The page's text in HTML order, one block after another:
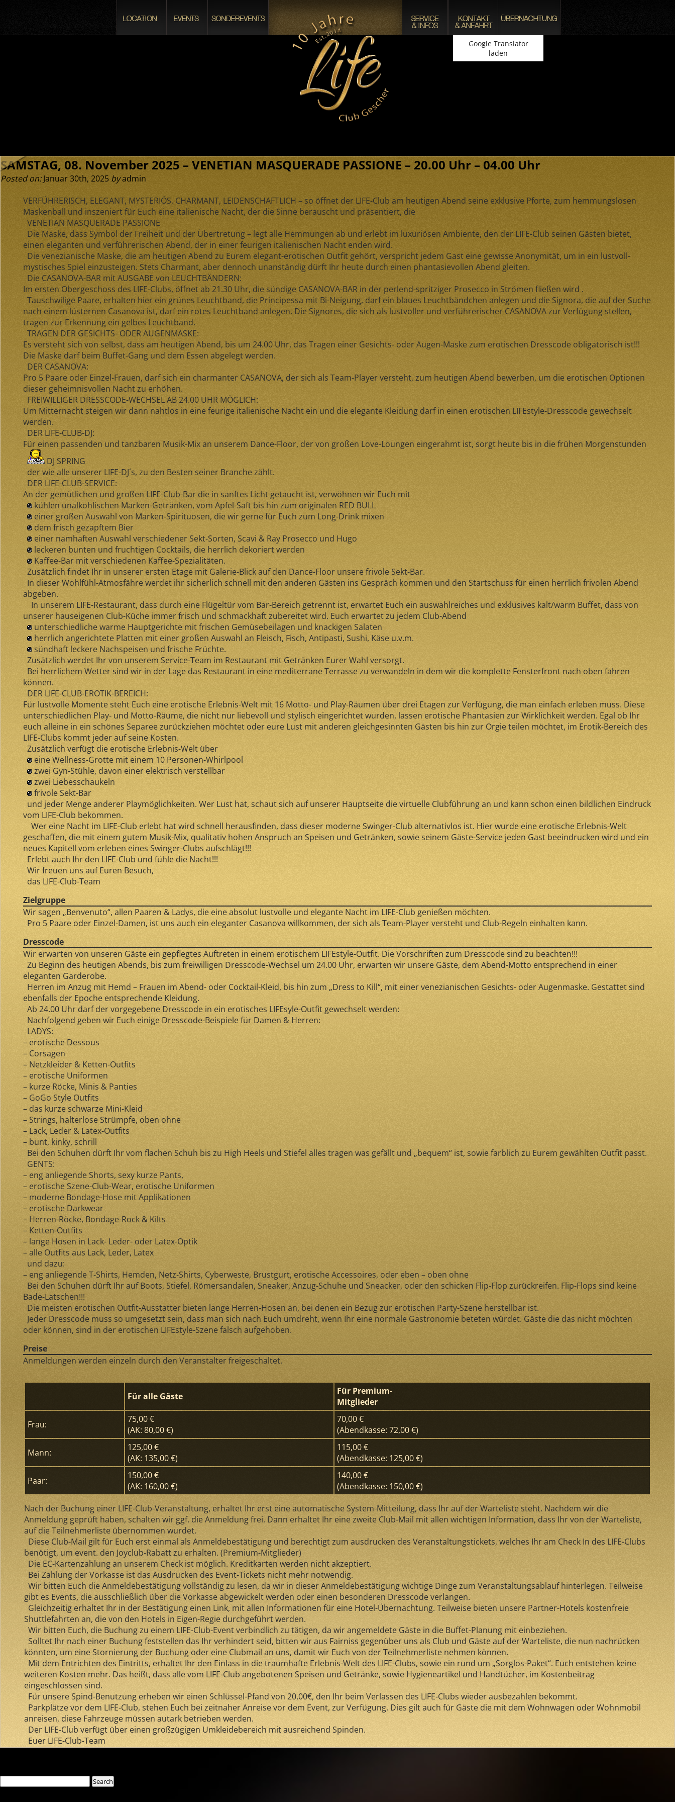
Google Translator
laden
SAMSTAG, 08. November 2025 – VENETIAN MASQUERADE PASSIONE – 20.00 Uhr – 04.00 Uhr
Posted on:Januar 30th, 2025 byadmin
VERFÜHRERISCH, ELEGANT, MYSTERIÖS, CHARMANT, LEIDENSCHAFTLICH – so öffnet der LIFE-Club am heutigen Abend seine exklusive Pforte, zum hemmungslosen
Maskenball und inszeniert für Euch eine italienische Nacht, der die Sinne berauscht und präsentiert, die
VENETIAN MASQUERADE PASSIONE
Die Maske, dass Symbol der Freiheit und der Übertretung– legt alle Hemmungen ab und erlebt im luxuriösen Ambiente, den der LIFE-Club seinen Gästen bietet,
einen eleganten und verführerischen Abend, der in einer feurigen italienischen Nacht enden wird.
Die venezianische Maske, die am heutigen Abend zu Eurem elegant-erotischen Outfit gehört, verspricht jedem Gast eine gewisse Anonymität, um in ein lustvoll-
mystisches Spiel einzusteigen. Stets Charmant, aber dennoch unanständig dürft Ihr heute durch einen phantasievollen Abend gleiten.
Die CASANOVA-BAR mit AUSGABE von LEUCHTBÄNDERN:
Im ersten Obergeschoss des LIFE-Clubs, öffnet ab 21.30 Uhr, diesündige CASANOVA-BAR in der perlend-spritziger Prosecco in Strömen fließen wird .
Tauschwilige Paare, erhalten hier ein grünes Leuchtband, die Principessa mit Bi-Neigung, darf ein blaues Leuchtbändchen anlegen und die Signora, die auf der Suche
nach einem lüsternen Casanova ist, darf ein rotes Leuchtband anlegen. Die Signores, die sich als lustvoller und verführerischer CASANOVAzur Verfügung stellen,
tragen zur Erkennung ein gelbes Leuchtband.
TRAGEN DER GESICHTS- ODER AUGENMASKE:
Es versteht sich von selbst, dass am heutigen Abend, bis um 24.00 Uhr, das Tragen einer Gesichts- oder Augen-Maske zum erotischen Dresscode obligatorisch ist!!!
Die Maske darf beim Buffet-Gang und dem Essen abgelegt werden.
DER CASANOVA:
Pro 5 Paare oder Einzel-Frauen, darf sich ein charmanter CASANOVA, der sich als Team-Player versteht, zum heutigen Abend bewerben, um die erotischen Optionen
dieser geheimnisvollen Nacht zu erhöhen.
FREIWILLIGER DRESSCODE-WECHSEL AB 24.00 UHR MÖGLICH:
Um Mitternacht steigen wir dann nahtlos in eine feurige italienische Nacht ein und die elegante Kleidung darf in einen erotischen LIFEstyle-Dresscode gewechselt
werden.
DER LIFE-CLUB-DJ:
Für einen passenden und tanzbaren Musik-Mix an unserem Dance-Floor, der von großen Love-Loungen eingerahmt ist, sorgt heute bis in die frühen Morgenstunden
DJ SPRING
der wie alle unserer LIFE-DJ´s, zu den Besten seiner Branche zählt.
DER LIFE-CLUB-SERVICE:
An der gemütlichen und großen LIFE-Club-Bar die in sanftes Licht getaucht ist, verwöhnen wir Euch mit
kühlen unalkohlischen Marken-Getränken, vom Apfel-Saft bis hin zum originalen RED BULL
einer großen Auswahl von Marken-Spirituosen, die wir gerne für Euch zum Long-Drink mixen
dem frisch gezapftem Bier
einer namhaften Auswahl verschiedener Sekt-Sorten, Scavi & Ray Prosecco und Hugo
leckeren bunten und fruchtigen Cocktails, die herrlich dekoriert werden
Kaffee-Bar mit verschiedenen Kaffee-Spezialitäten.
Zusätzlich findet Ihr in unserer ersten Etage mit Galerie-Blick auf den Dance-Floor unsere frivole Sekt-Bar.
In dieser Wohlfühl-Atmosfähre werdet ihr sicherlich schnell mit den anderen Gästen ins Gespräch kommen und den Startschuss für einen herrlich frivolen Abend
abgeben.
In unserem LIFE-Restaurant, dass durch eine Flügeltür vom Bar-Bereich getrennt ist, erwartet Euch ein auswahlreiches und exklusives kalt/warm Buffet, dass von
unserer hauseigenen Club-Küche immer frisch und schmackhaft zubereitet wird. Euch erwartet zu jedem Club-Abend
unterschiedliche warme Hauptgerichte mit frischen Gemüsebeilagen und knackigen Salaten
herrlich angerichtete Platten mit einer großen Auswahl an Fleisch, Fisch, Antipasti, Sushi, Käse u.v.m.
sündhaft leckere Nachspeisen und frische Früchte.
Zusätzlich werdet Ihr von unserem Service-Team im Restaurant mit Getränken Eurer Wahl versorgt.
Bei herrlichem Wetter sind wir in der Lage das Restaurant in eine mediterrane Terrasse zu verwandeln in dem wir die komplette Fensterfront nach oben fahren
können.
DER LIFE-CLUB-EROTIK-BEREICH:
Für lustvolle Momente steht Euch eine erotische Erlebnis-Welt mit 16 Motto- und Play-Räumen über drei Etagen zur Verfügung, die man einfach erleben muss. Diese
unterschiedlichen Play- und Motto-Räume, die nicht nur liebevoll und stylisch eingerichtet wurden, lassen erotische Phantasien zur Wirklichkeit werden. Egal ob Ihr
euch alleine in ein schönes Separee zurückziehen möchtet oder eure Lust mit anderen gleichgesinnten Gästen bis hin zur Orgie teilen möchtet, im Erotik-Bereich des
LIFE-Clubs kommt jeder auf seine Kosten.
Zusätzlich verfügt die erotische Erlebnis-Welt über
eine Wellness-Grotte mit einem 10 Personen-Whirlpool
zwei Gyn-Stühle, davon einer elektrisch verstellbar
zwei Liebesschaukeln
frivole Sekt-Bar
und jeder Menge anderer Playmöglichkeiten. Wer Lust hat, schaut sich auf unserer Hauptseite die virtuelle Clubführung an und kann schon einen bildlichen Eindruck
vom LIFE-Club bekommen.
Wer eine Nacht im LIFE-Club erlebt hat wird schnell herausfinden, dass dieser moderne Swinger-Club alternativlos ist. Hier wurde eine erotische Erlebnis-Welt
geschaffen, die mit einem gutem Musik-Mix, qualitativ hohen Anspruch an Speisen und Getränken, sowie seinem Gäste-Service jeden Gast beeindrucken wird und ein
neues Kapitell vom erleben eines Swinger-Clubs aufschlägt!!!
Erlebt auch Ihr den LIFE-Club und fühle die Nacht!!!
Wir freuen uns auf Euren Besuch,
das LIFE-Club-Team
Zielgruppe
Wir sagen „Benvenuto“, allen Paaren & Ladys, die eine absolut lustvolle und elegante Nacht im LIFE-Club genießen möchten.
Pro 5 Paare oder Einzel-Damen, ist uns auch ein eleganter Casanova willkommen, der sich als Team-Player versteht und Club-Regeln einhalten kann.
Dresscode
Wir erwarten von unseren Gäste ein gepflegtes Auftreten in einem erotischem LIFEstyle-Outfit. Die Vorschriften zum Dresscode sind zu beachten!!!
Zu Beginn des heutigen Abends, bis zum freiwilligen Dresscode-Wechsel um 24.00 Uhr, erwarten wir unsere Gäste, dem Abend-Motto entsprechend in einer
eleganten Garderobe.
Herren im Anzug mit Hemd – Frauen im Abend- oder Cocktail-Kleid, bis hin zum „Dress to Kill“, mit einer venezianischen Gesichts- oder Augenmaske. Gestattet sind
ebenfalls der Epoche entsprechende Kleidung.
Ab 24.00 Uhr darf der vorgegebene Dresscode in ein erotisches LIFEsyle-Outfit gewechselt werden:
Nachfolgend geben wir Euch einige Dresscode-Beispiele für Damen & Herren:
LADYS:
– erotische Dessous
– Corsagen
– Netzkleider & Ketten-Outfits
– erotische Uniformen
– kurze Röcke, Minis & Panties
– GoGo Style Outfits
– das kurze schwarze Mini-Kleid
– Strings, halterlose Strümpfe, oben ohne
– Lack, Leder & Latex-Outfits
– bunt, kinky, schrill
Bei den Schuhen dürft Ihr vom flachen Schuh bis zu High Heels und Stiefel alles tragen was gefällt und „bequem“ ist, sowie farblich zu Eurem gewählten Outfit passt.
GENTS:
– eng anliegende Shorts, sexy kurze Pants,
– erotische Szene-Club-Wear, erotische Uniformen
– moderne Bondage-Hose mit Applikationen
– erotische Darkwear
– Herren-Röcke, Bondage-Rock & Kilts
– Ketten-Outfits
– lange Hosen in Lack- Leder- oder Latex-Optik
– alle Outfits aus Lack, Leder, Latex
und dazu:
– eng anliegende T-Shirts, Hemden, Netz-Shirts, Cyberweste, Brustgurt, erotische Accessoires, oder eben – oben ohne
Bei den Schuhen dürft Ihr auf Boots, Stiefel, Römersandalen, Sneaker, Anzug-Schuhe und Sneacker, oder den schicken Flip-Flop zurückreifen. Flip-Flops sind keine
Bade-Latschen!!!
Die meisten erotischen Outfit-Ausstatter bieten lange Herren-Hosen an, bei denen ein Bezug zur erotischen Party-Szene herstellbar ist.
Jeder Dresscode muss so umgesetzt sein, dass man sich nach Euch umdreht, wenn Ihr eine normale Gastronomie beteten würdet. Gäste die das nicht möchten
oder können, sind in der erotischen LIFEstyle-Szene falsch aufgehoben.
Preise
Anmeldungen werden einzeln durch den Veranstalter freigeschaltet.
Für alle Gäste
Für Premium-
Mitglieder
Frau:
75,00 €
(AK: 80,00 €)
70,00 €
(Abendkasse: 72,00 €)
Mann:
125,00 €
(AK: 135,00 €)
115,00 €
(Abendkasse: 125,00 €)
Paar:
150,00 €
(AK: 160,00 €)
140,00 €
(Abendkasse: 150,00 €)
Nach der Buchung einer LIFE-Club-Veranstaltung, erhaltet Ihr erst eine automatische System-Mitteilung, dass Ihr auf der Warteliste steht. Nachdem wir die
Anmeldung geprüft haben, schalten wir ggf. die Anmeldung frei. Dann erhaltet Ihr eine zweite Club-Mail mit allen wichtigen Information, dass Ihr von der Warteliste,
auf die Teilnehmerliste übernommen wurdet.
Diese Club-Mail gilt für Euch erst einmal als Anmeldebestätigung und berechtigt zum ausdrucken des Veranstaltungstickets, welches Ihr am Check In des LIFE-Clubs
benötigt, um event. den Joyclub-Rabatt zu erhalten. (Premium-Mitglieder)
Die EC-Kartenzahlung an unserem Check ist möglich. Kreditkarten werden nicht akzeptiert.
Bei Zahlung der Vorkasse ist das Ausdrucken des Event-Tickets nicht mehr notwendig.
Wir bitten Euch die Anmeldebestätigung vollständig zu lesen, da wir in dieser Anmeldebestätigung wichtige Dinge zum Veranstaltungsablauf hinterlegen. Teilweise
gibt es Events, die ausschließlich über die Vorkasse abgewickelt werden oder einen besonderen Dresscode verlangen.
Gleichzeitig erhaltet Ihr in der Bestätigung einen Link, mit allen Informationen für eine Hotel-Übernachtung. Teilweise bieten unsere Partner-Hotels kostenfreie
Shuttlefahrten an, die von den Hotels in Eigen-Regie durchgeführt werden.
Wir bitten Euch, die Buchung zu einem LIFE-Club-Event verbindlich zu tätigen, da wir angemeldete Gäste in die Buffet-Planung mit einbeziehen.
Solltet Ihr nach einer Buchung feststellen das Ihr verhindert seid, bitten wir aus Fairniss gegenüber uns als Club und Gäste auf der Warteliste, die nun nachrücken
könnten, um eine Stornierung der Buchung oder eine Clubmail an uns, damit wir Euch von der Teilnehmerliste nehmen können.
Mit dem Entrichten des Eintritts, erhaltet Ihr den Einlass in die traumhafte Erlebnis-Welt des LIFE-Clubs, sowie ein rund um „Sorglos-Paket“. Euch entstehen keine
weiteren Kosten mehr. Das heißt, dass alle vom LIFE-Club angebotenen Speisen und Getränke, sowie Hygieneartikel und Handtücher, im Kostenbeitrag
eingeschlossen sind.
Für unsere Spind-Benutzung erheben wir einen Schlüssel-Pfand von 20,00€, den Ihr beim Verlassen des LIFE-Clubs wieder ausbezahlen bekommt.
Parkplätze vor dem LIFE-Club, stehen Euch bei zeitnaher Anreise vor dem Event, zur Verfügung. Dies gilt auch für Gäste die mit dem Wohnwagen oder Wohnmobil
anreisen, diese Fahrzeuge müssen autark betrieben werden.
Der LIFE-Club verfügt über einen großzügigen Umkleidebereich mit ausreichend Spinden.
Euer LIFE-Club-Team